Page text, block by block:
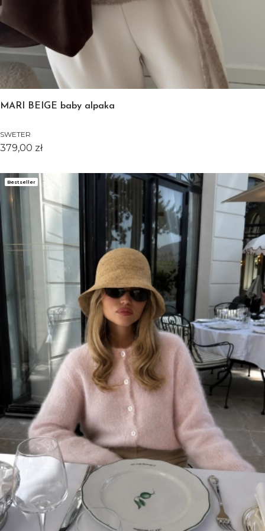
MARI BEIGE baby alpaka
SWETER
Cena
379,00 zł
Bestseller